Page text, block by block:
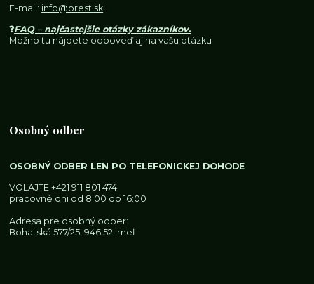
E-mail: info@brest.sk
❓FAQ – najčastejšie otázky zákazníkov.
Možno tu nájdete odpoveď aj na vašu otázku
Osobný odber
OSOBNÝ ODBER LEN PO TELEFONICKEJ DOHODE
VOLAJTE+421 911 801 474
pracovné dni od 8:00 do 16:00
Adresa pre osobný odber:
Bohatská 577/25, 946 52 Imeľ